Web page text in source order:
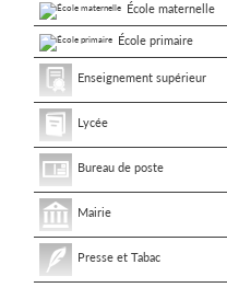
École maternelle
École primaire
Enseignement supérieur
Lycée
Bureau de poste
Mairie
Presse et Tabac